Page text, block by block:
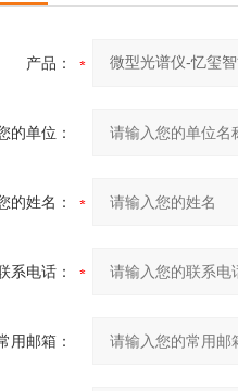
产品：
的单位：
的姓名：
系电话：
用邮箱：